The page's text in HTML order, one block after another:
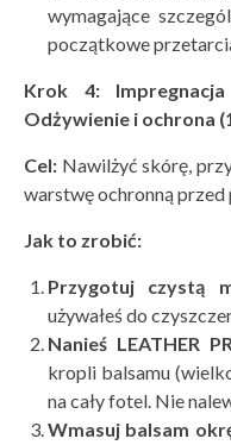
wymagające
początkowe
Krok 4: Impregnacja
Odżywienie i ochrona
Cel: Nawilżyć skórę,
warstwę ochronną przed
Jak to zrobić:
Przygotuj czystą
używałeś do
Nanieś LEATHER
kropli balsamu
na cały fotel. Nie
Wmasuj balsam